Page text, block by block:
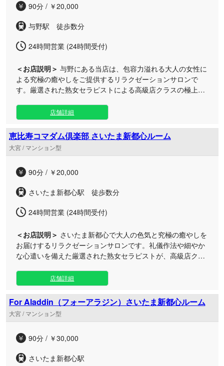
高の休息を宮原でご堪能ください。スタッフ一同、皆様のご
90分 / ￥20,000
与野駅 徒歩数分
24時間営業 (24時間受付)
＜お店説明＞ 与野にある当店は、包容力溢れる大人の女性に
よる究極の癒やしをご提供するリラクゼーションサロンで
す。厳選された熟女セラピストによる高級店クラスの極上ト
人の色気と深い優しさに包まれる、特別なひとときをお過ご
しください。 在籍するセラピストは、優れた技術だけでな
く、洗練された礼儀作法や言葉遣い、臨機応変な気配りがで
きるプロフェッショナルを厳選。形式的なマニュアル通りの
施術とは一線を画す、心から満たされるおもてなしを徹底し
客様お一人おひとりのその日の体調やご要望をしっかりとお
れさせてくれる広々とした完全個室は、まさに非日常の隠れ
家空間。才覚溢れるキャストによる至高の熟女コースで、心
も体も深く解きほぐされる至福の安らぎをご堪能ください。
店舗詳細
恵比寿コマダム倶楽部 さいたま新都心ルーム
大宮 / マンション型
90分 / ￥20,000
さいたま新都心駅 徒歩数分
24時間営業 (24時間受付)
＜お店説明＞ さいたま新都心で大人の色気と究極の癒やしを
お届けするリラクゼーションサロンです。礼儀作法や細やか
な心遣いを備えた厳選された熟女セラピストが、高級店クラ
は、業務的なマニュアル対応ではなく、お客様一人ひとりに
寄り添った徹底的なおもてなしを心がけております。施術前
の丁寧なカウンセリングを通じて、その日のご気分や体調に
合わせた最適なトリートメントを組み立てます。 包容力とず
ば抜けた技術を兼ね備えたセラピストたちが、日常の忙しさ
プライベートルームで、心も身体も芯から解きほぐされる安
ちしております。
店舗詳細
For Aladdin（フォーアラジン）さいたま新都心ルーム
大宮 / マンション型
90分 / ￥30,000
さいたま新都心駅